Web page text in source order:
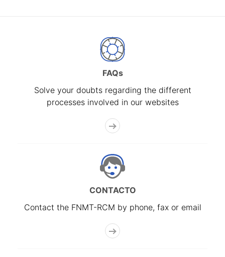
FAQs
Solve your doubts regarding the different
processes involved in our websites
CONTACTO
Contact the FNMT-RCM by phone, fax or email